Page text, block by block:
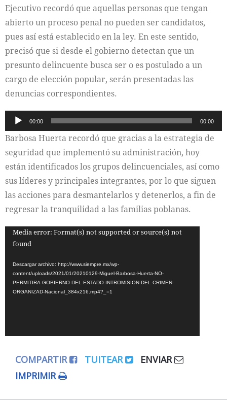
Ejecutivo recordó que aquellas personas que tengan
abierto un proceso penal no pueden ser candidatos,
pues así está establecido en la ley. En este sentido,
precisó que si desde el gobierno detectan que un
presunto delincuente busca ser o es postulado a un
cargo de elección popular, serán presentadas las
denuncias correspondientes.
Reproductor
de
00:00 00:00
Barbosa Huerta recordó que gracias a la estrategia de
seguridad que implementó su administración, hoy
están identificados los grupos delincuenciales, así como
sus líderes y principales integrantes, por lo que siguen
las acciones para desmantelarlos y detenerlos, a fin de
regresar la tranquilidad a las familias poblanas.
Reproductor
de
vídeo
Media error: Format(s) not supported or source(s) not
found
Descargar archivo: http://www.siempre.mx/wp-
content/uploads/2021/01/20210129-Miguel-Barbosa-Huerta-NO-
PERMITIRA-GOBIERNO-DEL-ESTADO-INTROMISION-DEL-CRIMEN-
ORGANIZAD-Nacional_384x216.mp4?_=1
COMPARTIR TUITEAR
ENVIAR
IMPRIMIR